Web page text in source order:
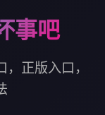
事吧
正版入口，